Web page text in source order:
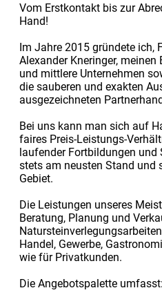
Vom Erstkontakt bis zur
Hand!
Im Jahre 2015 gründete ich,
Alexander Kneringer,
und mittlere Unternehmen
die sauberen und exakten
ausgezeichneten
Bei uns kann man sich auf
faires Preis-Leistungs-
laufender Fortbildungen und
stets am neusten Stand und
Gebiet.
Die Leistungen unseres
Beratung, Planung und
Handel, Gewerbe,
wie für Privatkunden.
Die Angebotspalette umfasst: